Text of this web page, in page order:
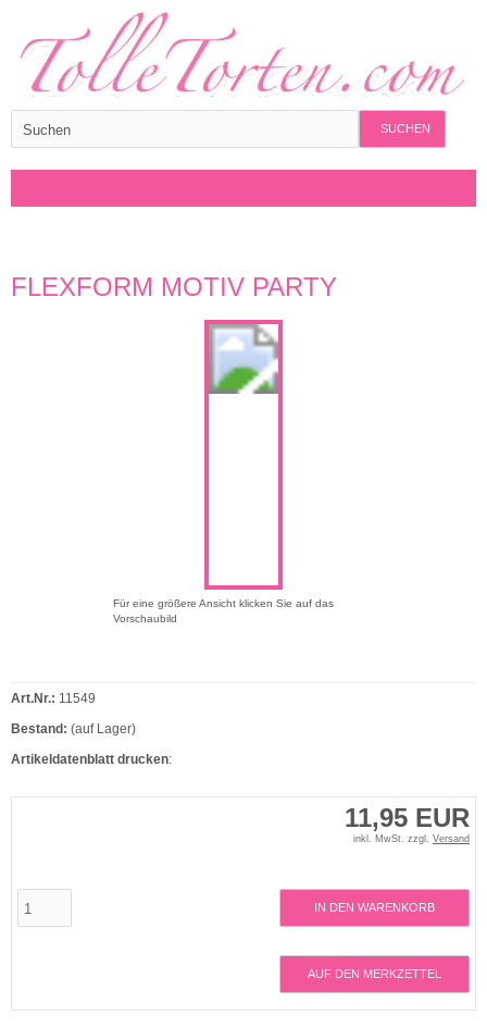
SUCHEN
FLEXFORM MOTIV PARTY
Für eine größere Ansicht klicken Sie auf das
Vorschaubild
11,95 EUR
inkl. MwSt. zzgl. Versand
IN DEN WARENKORB
AUF DEN MERKZETTEL
Art.Nr.: 11549
Bestand: (auf Lager)
Artikeldatenblatt drucken: